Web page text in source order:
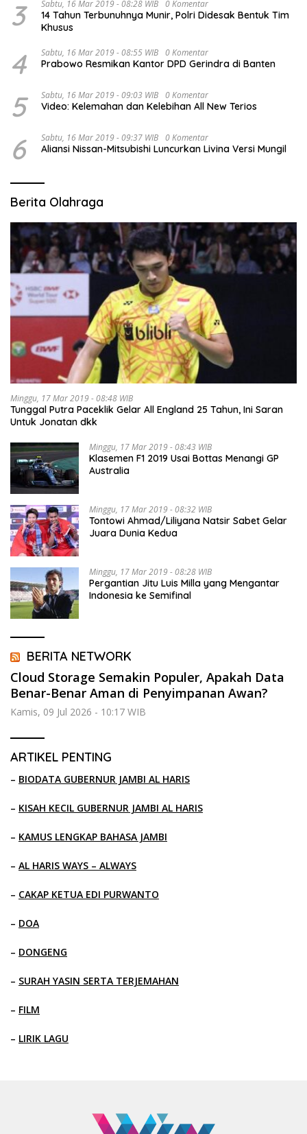
3 Sabtu, 16 Mar 2019 - 08:28 WIB 0 Komentar
14 Tahun Terbunuhnya Munir, Polri Didesak Bentuk Tim
Khusus
4 Sabtu, 16 Mar 2019 - 08:55 WIB 0 Komentar
Prabowo Resmikan Kantor DPD Gerindra di Banten
5 Sabtu, 16 Mar 2019 - 09:03 WIB 0 Komentar
Video: Kelemahan dan Kelebihan All New Terios
6 Sabtu, 16 Mar 2019 - 09:37 WIB 0 Komentar
Aliansi Nissan-Mitsubishi Luncurkan Livina Versi Mungil
Berita Olahraga
Minggu, 17 Mar 2019 - 08:48 WIB
Tunggal Putra Paceklik Gelar All England 25 Tahun, Ini Saran
Untuk Jonatan dkk
Minggu, 17 Mar 2019 - 08:43 WIB
Klasemen F1 2019 Usai Bottas Menangi GP
Australia
Minggu, 17 Mar 2019 - 08:32 WIB
Tontowi Ahmad/Liliyana Natsir Sabet Gelar
Juara Dunia Kedua
Minggu, 17 Mar 2019 - 08:28 WIB
Pergantian Jitu Luis Milla yang Mengantar
Indonesia ke Semifinal
BERITA NETWORK
Cloud Storage Semakin Populer, Apakah Data
Benar-Benar Aman di Penyimpanan Awan?
Kamis, 09 Jul 2026 - 10:17 WIB
ARTIKEL PENTING
– BIODATA GUBERNUR JAMBI AL HARIS
– KISAH KECIL GUBERNUR JAMBI AL HARIS
– KAMUS LENGKAP BAHASA JAMBI
– AL HARIS WAYS – ALWAYS
– CAKAP KETUA EDI PURWANTO
– DOA
– DONGENG
– SURAH YASIN SERTA TERJEMAHAN
– FILM
– LIRIK LAGU